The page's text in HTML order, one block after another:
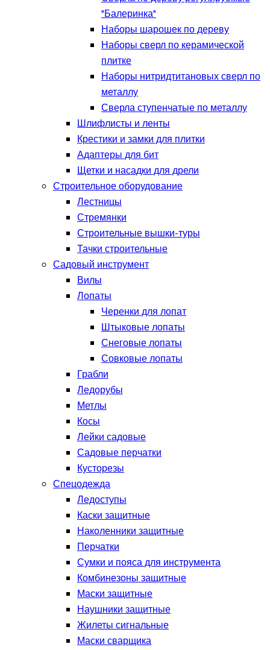
"Балеринка"
Наборы шарошек по дереву
Наборы сверл по керамической
плитке
Наборы нитридтитановых сверл по
металлу
Сверла ступенчатые по металлу
Шлифлисты и ленты
Крестики и замки для плитки
Адаптеры для бит
Щетки и насадки для дрели
Строительное оборудование
Лестницы
Стремянки
Строительные вышки-туры
Тачки строительные
Садовый инструмент
Вилы
Лопаты
Черенки для лопат
Штыковые лопаты
Снеговые лопаты
Совковые лопаты
Грабли
Ледорубы
Метлы
Косы
Лейки садовые
Садовые перчатки
Кусторезы
Спецодежда
Ледоступы
Каски защитные
Наколенники защитные
Перчатки
Сумки и пояса для инструмента
Комбинезоны защитные
Маски защитные
Наушники защитные
Жилеты сигнальные
Маски сварщика